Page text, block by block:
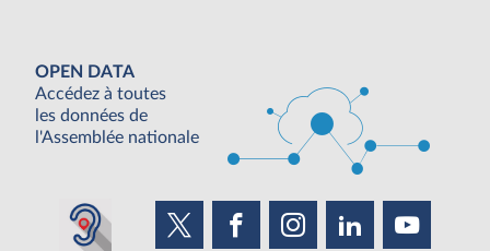
OPEN DATA
Accédez à toutes
les données de
l'Assemblée nationale